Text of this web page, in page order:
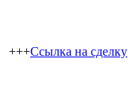
+++Ссылка на сделку